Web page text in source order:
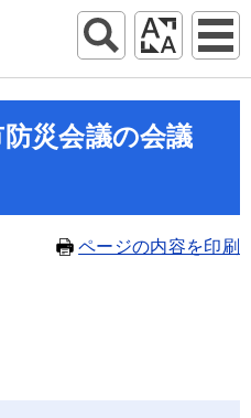
災会議の会議
ページの内容を印刷